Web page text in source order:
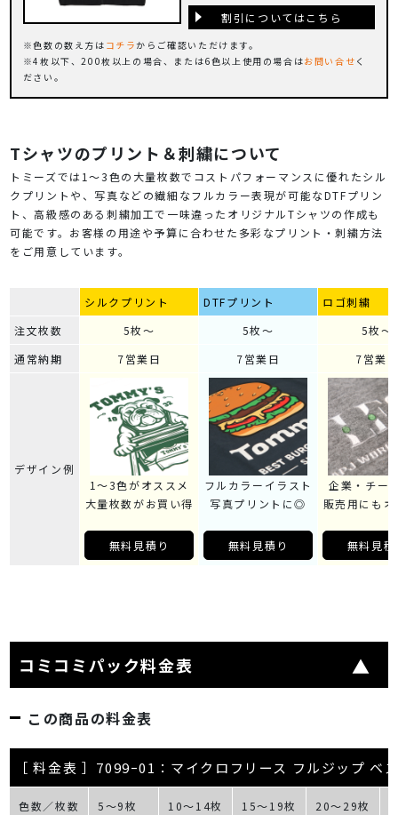
色数の数え方は コチラからご確認いただけます。
4枚以下、200枚以上の場合、または6色以上使用の場合はお問い合せ く
ださい。
割引についてはこちら
Tシャツのプリント＆刺繍について
トミーズでは1～3色の大量枚数でコストパフォーマンスに優れたシル
クプリントや、写真などの繊細なフルカラー表現が可能なDTFプリン
ト、高級感のある刺繍加工で一味違ったオリジナルTシャツの作成も
可能です。お客様の用途や予算に合わせた多彩なプリント・刺繍方法
をご用意しています。
シルクプリント DTFプリント
ロゴ刺繍
注文枚数
5枚～ 5枚～
5枚～
通常納期
7営業日 7営業日 7営業
デザイン例
1～3色がオススメ
大量枚数がお買い得
無料見積り
フルカラーイラスト
写真プリントに◎
無料見積り
企業・チー
販売用にも
無料見積
コミコミパック料金表
この商品の料金表
［ 料金表 ］7099ｰ01：マイクロフリース フルジップ ベ
色数／枚数 5～9枚 10～14枚 15～19枚 20～29枚